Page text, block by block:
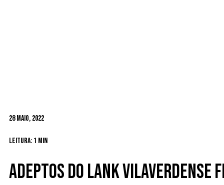
28 Maio, 2022
Leitura: 1 min
Adeptos do Lank Vilaverdense